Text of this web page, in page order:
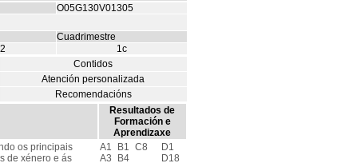
O05G130V01305
Cuadrimestre
2
1c
Contidos
Atención personalizada
Recomendacións
Resultados de
Formación e
Aprendizaxe
os principais
de xénero e ás
A1
A3
B1
B4
C8
D1
D18